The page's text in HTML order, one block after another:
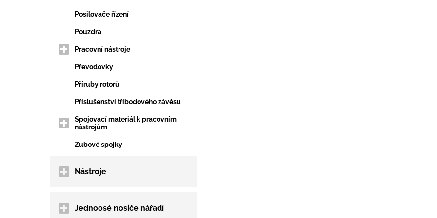
Posilovače řízení
Pouzdra
Pracovní nástroje
Převodovky
Příruby rotorů
Příslušenství tříbodového závěsu
Spojovací materiál k pracovním
nástrojům
Zubové spojky
Nástroje
Jednoosé nosiče nářadí